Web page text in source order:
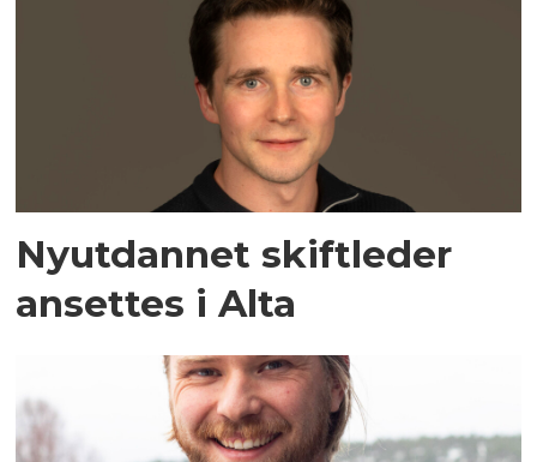
Nyutdannet skiftleder
ansettes i Alta